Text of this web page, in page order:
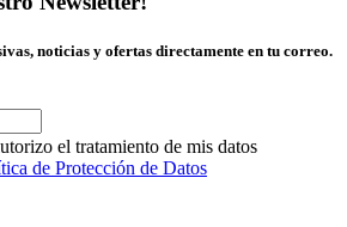
noticias y ofertas directamente en tu correo.
el tratamiento de mis datos
de Protección de Datos